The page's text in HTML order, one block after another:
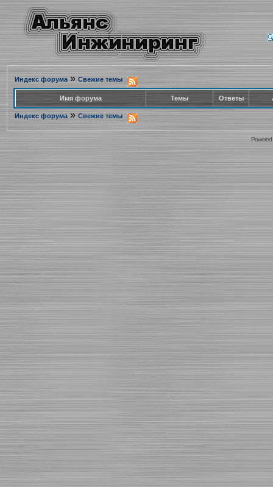
Индекс форума» Свежие темы
Имя форума Темы Ответы
Индекс форума » Свежие темы